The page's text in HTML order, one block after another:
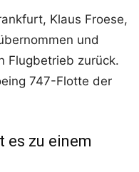
Klaus Froese,
und
Flugbetrieb zurück.
747-Flotte der
es zu einem